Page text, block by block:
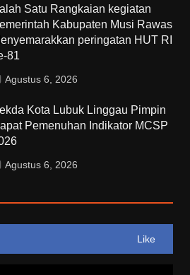
Satu Rangkaian kegiatan
Kabupaten Musi Rawas
peringatan HUT RI
81
Agustus 6, 2026
Kota Lubuk Linggau Pimpin
Pemenuhan Indikator MCSP
Agustus 6, 2026
Like